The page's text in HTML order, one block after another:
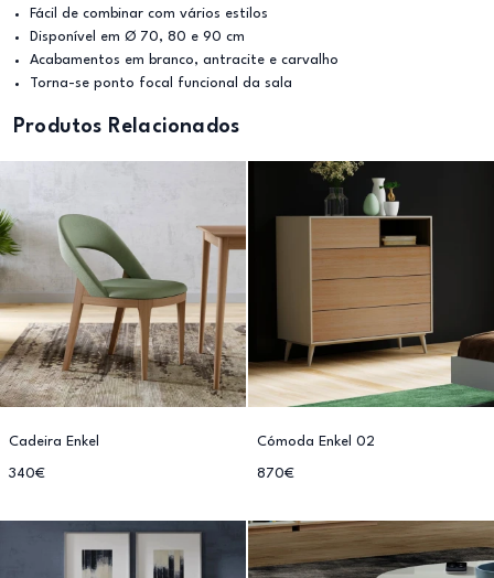
Fácil de combinar com vários estilos
Disponível em Ø 70, 80 e 90 cm
Acabamentos em branco, antracite e carvalho
Torna-se ponto focal funcional da sala
Produtos Relacionados
Cadeira Enkel
340€
Cómoda Enkel 02
870€